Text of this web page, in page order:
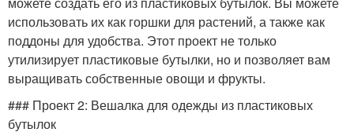
использовать их как горшки для растений, а также как
поддоны для удобства. Этот проект не только
утилизирует пластиковые бутылки, но и позволяет вам
выращивать собственные овощи и фрукты.
### Проект 2: Вешалка для одежды из пластиковых
бутылок